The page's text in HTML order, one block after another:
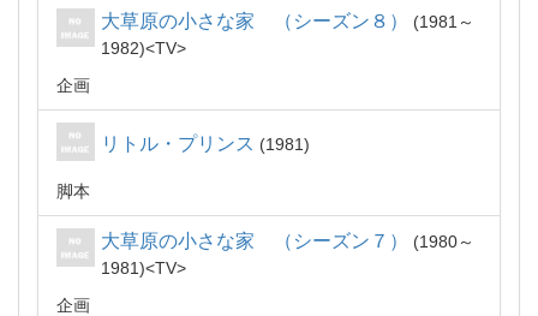
大草原の小さな家 （シーズン８）
1981～
1982
TV
企画
リトル・プリンス 1981
脚本
大草原の小さな家 （シーズン７）
1980～
1981
TV
企画